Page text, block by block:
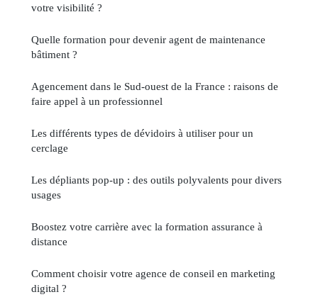
votre visibilité ?
Quelle formation pour devenir agent de maintenance
bâtiment ?
Agencement dans le Sud-ouest de la France : raisons de
faire appel à un professionnel
Les différents types de dévidoirs à utiliser pour un
cerclage
Les dépliants pop-up : des outils polyvalents pour divers
usages
Boostez votre carrière avec la formation assurance à
distance
Comment choisir votre agence de conseil en marketing
digital ?